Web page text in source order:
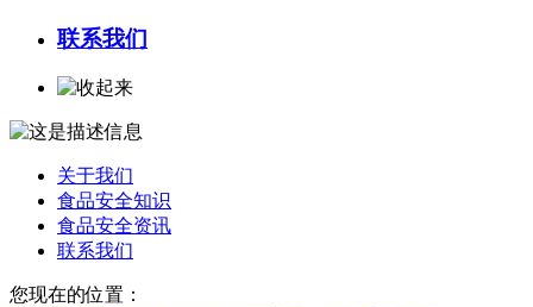
联系我们
关于我们
食品安全知识
食品安全资讯
联系我们
您现在的位置：